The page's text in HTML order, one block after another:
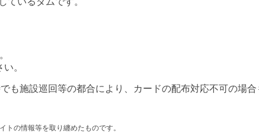
。
施設巡回等の都合により、カードの配布対応不可の場合
トの情報等を取り纏めたものです。